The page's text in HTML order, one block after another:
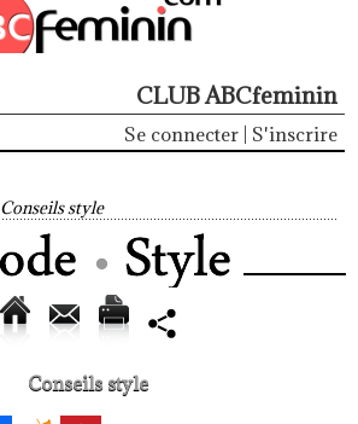
CLUB ABCfeminin
Se connecter S'inscrire
Conseils style
Conseils style